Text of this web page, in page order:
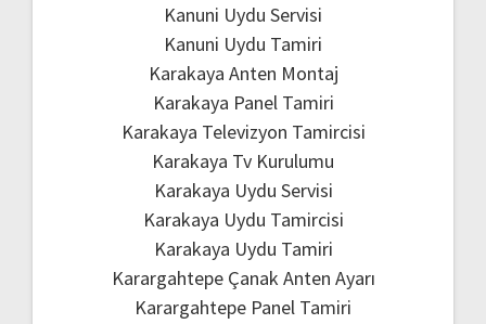
Kanuni Uydu Servisi
Kanuni Uydu Tamiri
Karakaya Anten Montaj
Karakaya Panel Tamiri
Karakaya Televizyon Tamircisi
Karakaya Tv Kurulumu
Karakaya Uydu Servisi
Karakaya Uydu Tamircisi
Karakaya Uydu Tamiri
Karargahtepe Çanak Anten Ayarı
Karargahtepe Panel Tamiri